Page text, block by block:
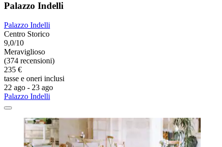
Palazzo Indelli
Palazzo Indelli
Centro Storico
9,0/10
Meraviglioso
(374 recensioni)
235 €
tasse e oneri inclusi
22 ago - 23 ago
Palazzo Indelli